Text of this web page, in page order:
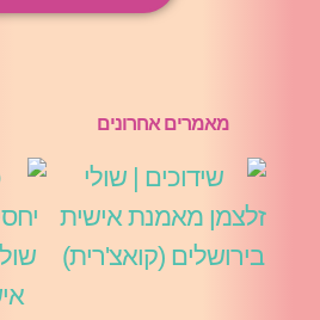
מאמרים אחרונים